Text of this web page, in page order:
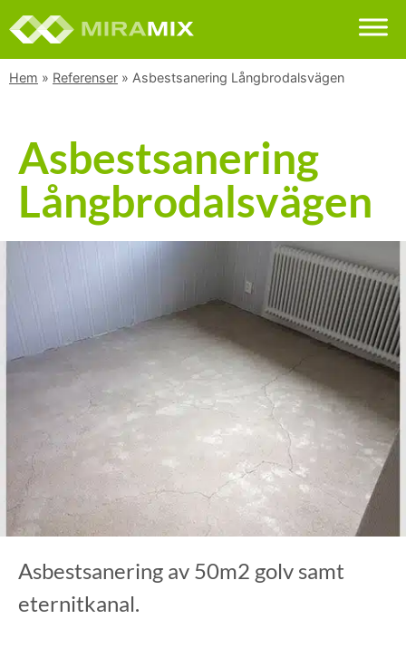
Hem » Referenser » Asbestsanering Långbrodalsvägen
Asbestsanering
Långbrodalsvägen
Asbestsanering av 50m2 golv samt
eternitkanal.